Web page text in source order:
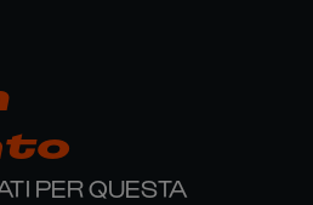
PER QUESTA